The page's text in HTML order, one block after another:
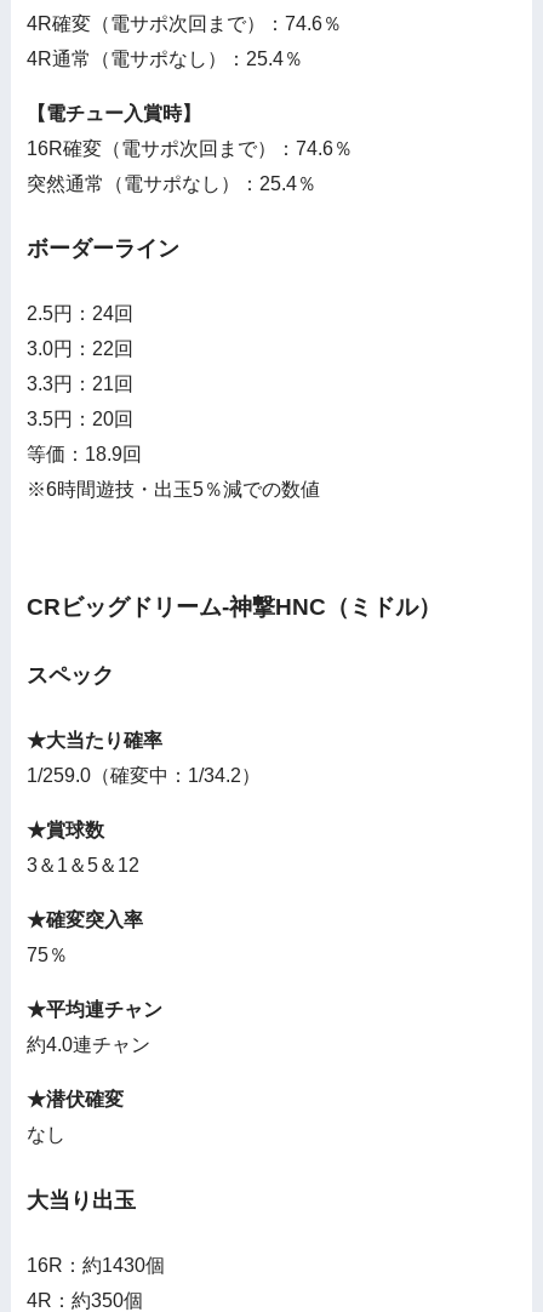
4R確変（電サポ次回まで）：74.6％
4R通常（電サポなし）：25.4％
【電チュー入賞時】
16R確変（電サポ次回まで）：74.6％
突然通常（電サポなし）：25.4％
ボーダーライン
2.5円：24回
3.0円：22回
3.3円：21回
3.5円：20回
等価：18.9回
※6時間遊技・出玉5％減での数値
CRビッグドリーム-神撃HNC（ミドル）
スペック
★大当たり確率
1/259.0（確変中：1/34.2）
★賞球数
3＆1＆5＆12
★確変突入率
75％
★平均連チャン
約4.0連チャン
★潜伏確変
なし
大当り出玉
16R：約1430個
4R：約350個